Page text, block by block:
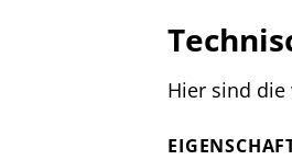
Hier sind die